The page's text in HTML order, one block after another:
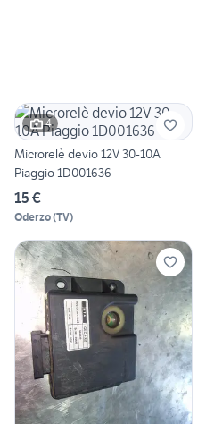
4
Microrelè devio 12V 30-10A
Piaggio 1D001636
15 €
Oderzo(TV)